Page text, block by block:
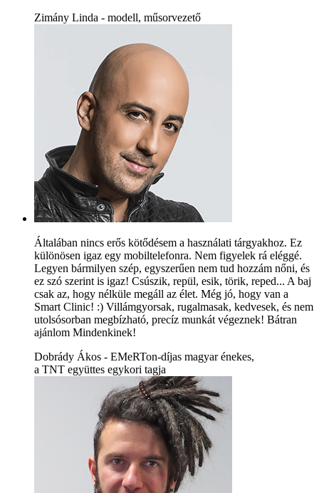
Zimány Linda - modell, műsorvezető
Általában nincs erős kötődésem a használati tárgyakhoz. Ez
különösen igaz egy mobiltelefonra. Nem figyelek rá eléggé.
Legyen bármilyen szép, egyszerűen nem tud hozzám nőni, és
ez szó szerint is igaz! Csúszik, repül, esik, törik, reped... A baj
csak az, hogy nélküle megáll az élet. Még jó, hogy van a
Smart Clinic! :) Villámgyorsak, rugalmasak, kedvesek, és nem
utolsósorban megbízható, precíz munkát végeznek! Bátran
ajánlom Mindenkinek!
Dobrády Ákos - EMeRTon-díjas magyar énekes,
a TNT együttes egykori tagja